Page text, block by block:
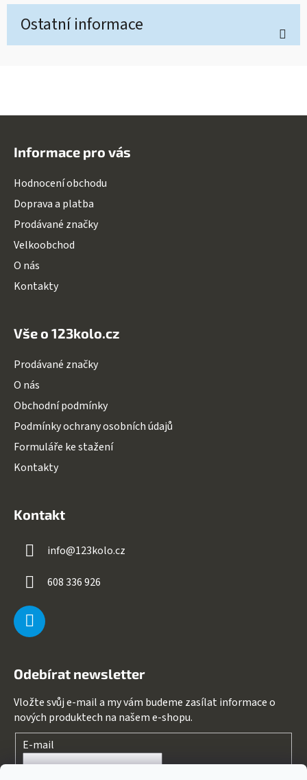
Ostatní informace
Informace pro vás
Hodnocení obchodu
Doprava a platba
Prodávané značky
Velkoobchod
O nás
Kontakty
Vše o 123kolo.cz
Prodávané značky
O nás
Obchodní podmínky
Podmínky ochrany osobních údajů
Formuláře ke stažení
Kontakty
Kontakt
info@123kolo.cz
608 336 926
Odebírat newsletter
Vložte svůj e-mail a my vám budeme zasílat informace o
nových produktech na našem e-shopu.
E-mail